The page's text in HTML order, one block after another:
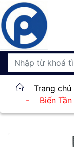
Trang chủ
-
Biến